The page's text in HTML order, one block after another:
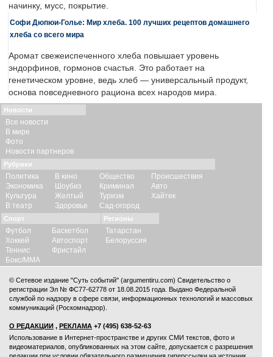
начинку, мусс, покрытие.
Софи Дюпюи-Голье: Мир хлеба. 100 лучших рецептов домашнего
хлеба со всего мира
Аромат свежеиспеченного хлеба повышает уровень
эндорфинов, гормонов счастья. Это работает на
генетическом уровне, ведь хлеб — универсальный продукт,
основа повседневного рациона всех народов мира.
Новости
Все новости
В мире
Фото
Новости партнеров
Рубрики
Политика
Экономика
Культура
В театр
В кино
Шоубиз
Желтый
Здоровье
Общество
Криминал
Туризм
Сад-огород
Происшествия
Авто
Хайтек
Спорт
Футбол
Хоккей
Теннис
Бокс/ММА
Баскетбол
Автоспорт
Фристайл
Регионы
Татарстан
Белоруссия
© Сетевое издание "Суть событий" (argumentiru.com) Свидетельство о
регистрации Эл № ФС77-62778 от 18.08.2015 года. Выдано Федеральной
службой по надзору в сфере связи, информационных технологий и массовых
коммуникаций (Роскомнадзор).
О РЕДАКЦИИ , РЕКЛАМА +7 (495) 638-52-63
Использование в Интернет-пространстве и других СМИ текстов, фото и
видеоматериалов, опубликованных на этом сайте, допускается с разрешения